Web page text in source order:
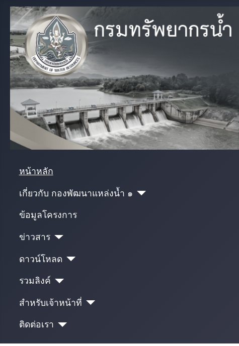
หน้าหลัก
เกี่ยวกับ กองพัฒนาแหล่งน้ำ ๑
ข้อมูลโครงการ
ข่าวสาร
ดาวน์โหลด
รวมลิงค์
สำหรับเจ้าหน้าที่
ติดต่อเรา